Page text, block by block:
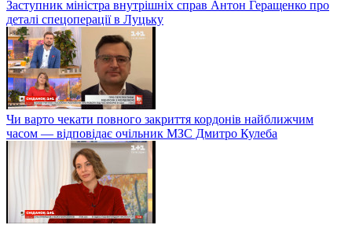
Заступник міністра внутрішніх справ Антон Геращенко про
деталі спецоперації в Луцьку
Чи варто чекати повного закриття кордонів найближчим
часом — відповідає очільник МЗС Дмитро Кулеба